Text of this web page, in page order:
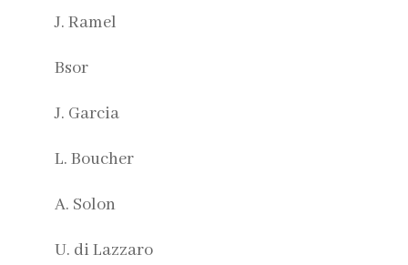
J. Ramel
Bsor
J. Garcia
L. Boucher
A. Solon
U. di Lazzaro